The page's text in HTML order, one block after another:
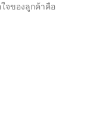
จของลูกค้าคือ